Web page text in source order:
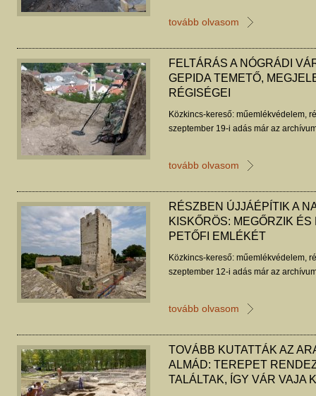
tovább olvasom
FELTÁRÁS A NÓGRÁDI
GEPIDA TEMETŐ,
RÉGISÉGEI
Közkincs-kereső: műemlékvédelem,
szeptember 19-i adás már az
tovább olvasom
RÉSZBEN ÚJJÁÉPÍTIK A
KISKŐRÖS: MEGŐRZIK
PETŐFI EMLÉKÉT
Közkincs-kereső: műemlékvédelem,
szeptember 12-i adás már az
tovább olvasom
TOVÁBB KUTATTÁK AZ
ALMÁD: TEREPET
TALÁLTAK, ÍGY VÁR VAJA